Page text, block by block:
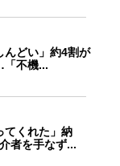
んどい」約4割が
「不機...
てくれた」納
者を手なず...